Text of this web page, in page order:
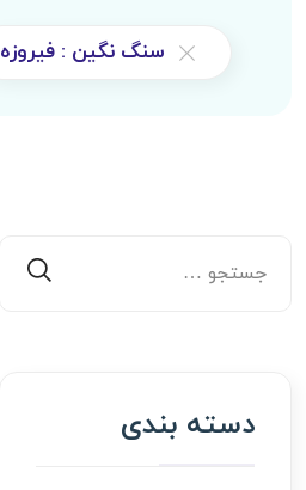
سنگ نگین : فیروزه
دسته بندی